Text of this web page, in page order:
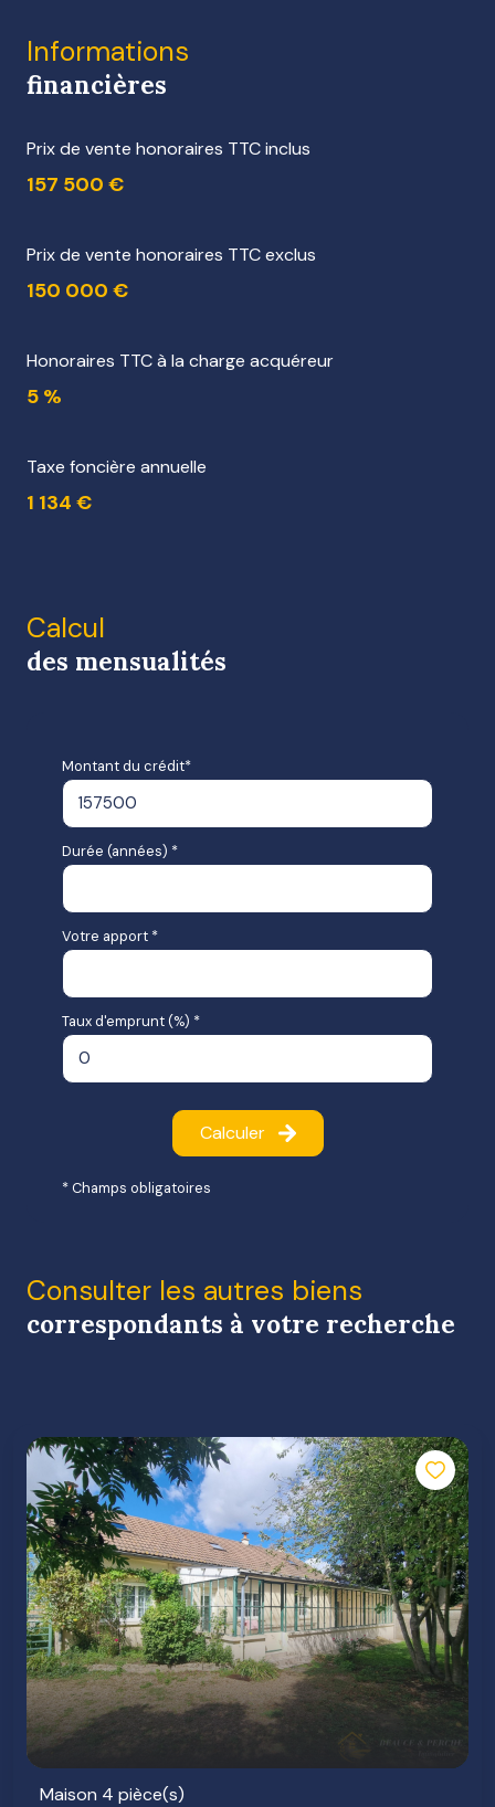
Informations
financières
Prix de vente honoraires TTC inclus
157 500 €
Prix de vente honoraires TTC exclus
150 000 €
Honoraires TTC à la charge acquéreur
5 %
Taxe foncière annuelle
1 134 €
Calcul
des mensualités
Montant du crédit*
Durée (années) *
Votre apport *
Taux d'emprunt (%) *
Calculer
* Champs obligatoires
Consulter les autres biens
correspondants à votre recherche
Maison 4 pièce(s)